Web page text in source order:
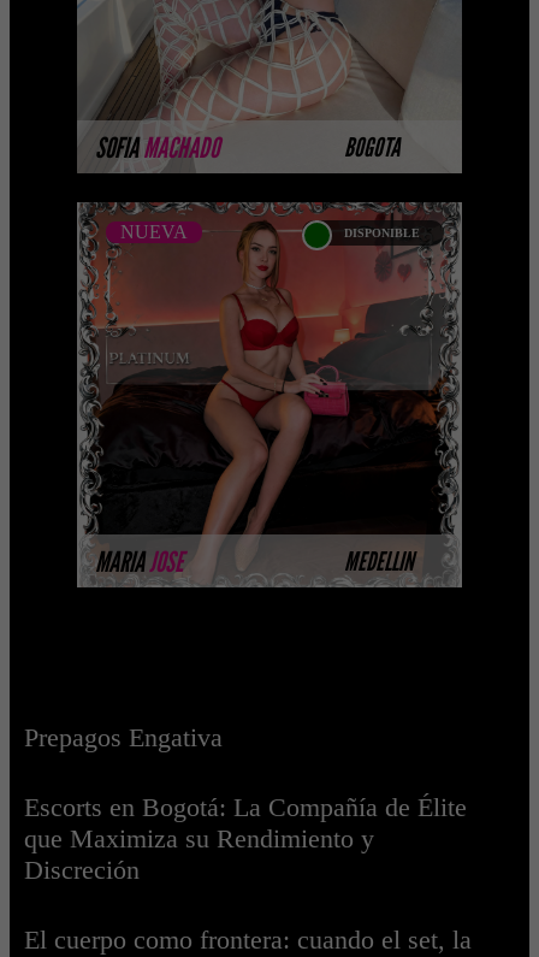
SOFIAMACHADO BOGOTA
MÁS INFORMACIÓN
MARIAJOSE MEDELLIN
NUEVA DISPONIBLE
MARIA JOSE CARDONA -
CATALOGO PLATINO
NUEVA
Platinum Esta modelo pertenece a
nuestro Catálogo Privado Platinum.
Selección privada de modelos con un
nivel de belleza y perform ...
MÁS INFORMACIÓN
Prepagos Engativa
Escorts en Bogotá: La Compañía de Élite
que Maximiza su Rendimiento y
Discreción
El cuerpo como frontera: cuando el set, la